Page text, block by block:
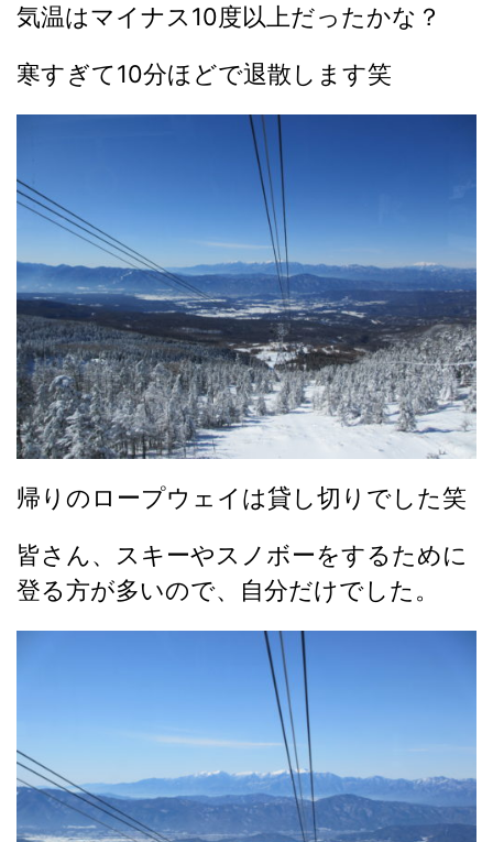
気温はマイナス10度以上だったかな？
寒すぎて10分ほどで退散します笑
帰りのロープウェイは貸し切りでした笑
皆さん、スキーやスノボーをするために
登る方が多いので、自分だけでした。